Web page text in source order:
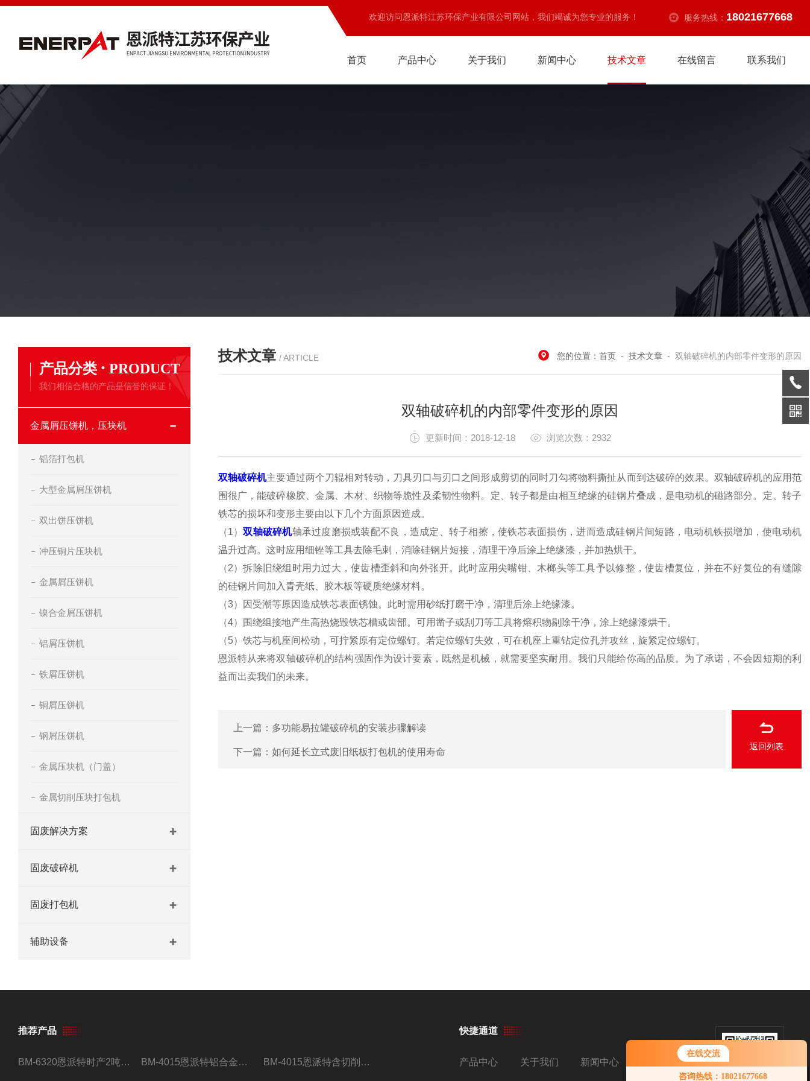
在线交流
咨询热线：18021677668
欢迎访问恩派特江苏环保产业有限公司网站，我们竭诚为您专业的服务！ 服务热线： 18021677668
首页 产品中心 关于我们 新闻中心 技术文章 在线留言 联系我们
产品分类 · PRODUCT
我们相信合格的产品是信誉的保证！
金属屑压饼机，压块机
铝箔打包机
大型金属屑压饼机
双出饼压饼机
冲压铜片压块机
金属屑压饼机
镍合金屑压饼机
铝屑压饼机
铁屑压饼机
铜屑压饼机
钢屑压饼机
金属压块机（门盖）
金属切削压块打包机
固废解决方案
固废破碎机
固废打包机
辅助设备
技术文章 / ARTICLE 您的位置： 首页 - 技术文章 - 双轴破碎机的内部零件变形的原因
双轴破碎机的内部零件变形的原因
更新时间：2018-12-18 浏览次数：2932
双轴破碎机主要通过两个刀辊相对转动，刀具刃口与刃口之间形成剪切的同时刀勾将物料撕扯从而到达破碎的效果。双轴破碎机的应用范
围很广，能破碎橡胶、金属、木材、织物等脆性及柔韧性物料。定、转子都是由相互绝缘的硅钢片叠成，是电动机的磁路部分。定、转子
铁芯的损坏和变形主要由以下几个方面原因造成。
（1）双轴破碎机轴承过度磨损或装配不良，造成定、转子相擦，使铁芯表面损伤，进而造成硅钢片间短路，电动机铁损增加，使电动机
温升过高。这时应用细锉等工具去除毛刺，消除硅钢片短接，清理干净后涂上绝缘漆，并加热烘干。
（2）拆除旧绕组时用力过大，使齿槽歪斜和向外张开。此时应用尖嘴钳、木榔头等工具予以修整，使齿槽复位，并在不好复位的有缝隙
的硅钢片间加入青壳纸、胶木板等硬质绝缘材料。
（3）因受潮等原因造成铁芯表面锈蚀。此时需用砂纸打磨干净，清理后涂上绝缘漆。
（4）围绕组接地产生高热烧毁铁芯槽或齿部。可用凿子或刮刀等工具将熔积物剔除干净，涂上绝缘漆烘干。
（5）铁芯与机座间松动，可拧紧原有定位螺钉。若定位螺钉失效，可在机座上重钻定位孔并攻丝，旋紧定位螺钉。
恩派特从来将双轴破碎机的结构强固作为设计要素，既然是机械，就需要坚实耐用。我们只能给你高的品质。为了承诺，不会因短期的利
益而出卖我们的未来。
上一篇： 多功能易拉罐破碎机的安装步骤解读
下一篇： 如何延长立式废旧纸板打包机的使用寿命
返回列表
推荐产品
BM-6320恩派特时产2吨合金钢屑压饼机 BM-4015恩派特铝合金屑压饼机 脱油效果好 BM-4015恩派特含切削油铝屑压饼机
快捷通道
产品中心 关于我们 新闻中心